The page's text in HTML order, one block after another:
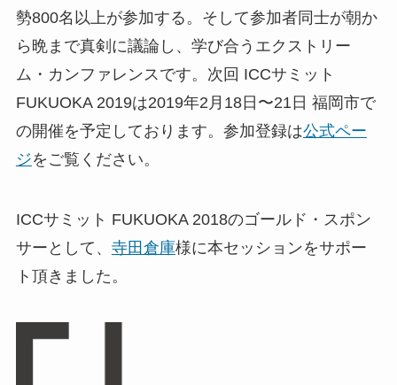
勢800名以上が参加する。そして参加者同士が朝か
ら晩まで真剣に議論し、学び合うエクストリー
ム・カンファレンスです。次回 ICCサミット
FUKUOKA 2019は2019年2月18日〜21日 福岡市で
の開催を予定しております。参加登録は公式ペー
ジをご覧ください。
ICCサミット FUKUOKA 2018のゴールド・スポン
サーとして、 寺田倉庫様に本セッションをサポー
ト頂きました。